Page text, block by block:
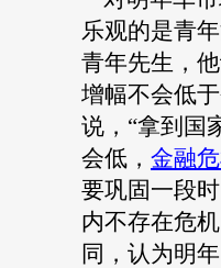
乐观的是青
青年先生，
增幅不会低
说，“拿到国
会低， 金融
要巩固一段
内不存在危
同，认为明